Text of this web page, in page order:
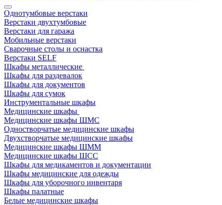
Однотумбовые верстаки
Верстаки двухтумбовые
Верстаки для гаража
Мобильные верстаки
Сварочные столы и оснастка
Верстаки SELF
Шкафы металлические
Шкафы для раздевалок
Шкафы для документов
Шкафы для сумок
Инструментальные шкафы
Медицинские шкафы
Медицинские шкафы ШМС
Одностворчатые медицинские шкафы
Двухстворчатые медицинские шкафы
Медицинские шкафы ШММ
Медицинские шкафы ШСС
Шкафы для медикаментов и документации
Шкафы медицинские для одежды
Шкафы для уборочного инвентаря
Шкафы палатные
Белые медицинские шкафы